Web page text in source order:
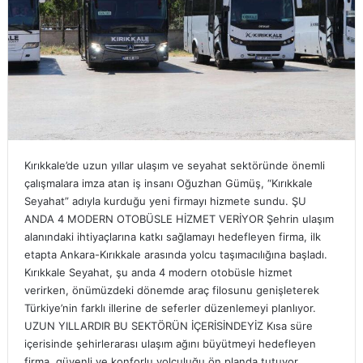
Kırıkkale’de uzun yıllar ulaşım ve seyahat sektöründe önemli
çalışmalara imza atan iş insanı Oğuzhan Gümüş, “Kırıkkale
Seyahat” adıyla kurduğu yeni firmayı hizmete sundu. ŞU
ANDA 4 MODERN OTOBÜSLE HİZMET VERİYOR Şehrin ulaşım
alanındaki ihtiyaçlarına katkı sağlamayı hedefleyen firma, ilk
etapta Ankara-Kırıkkale arasında yolcu taşımacılığına başladı.
Kırıkkale Seyahat, şu anda 4 modern otobüsle hizmet
verirken, önümüzdeki dönemde araç filosunu genişleterek
Türkiye’nin farklı illerine de seferler düzenlemeyi planlıyor.
UZUN YILLARDIR BU SEKTÖRÜN İÇERİSİNDEYİZ Kısa süre
içerisinde şehirlerarası ulaşım ağını büyütmeyi hedefleyen